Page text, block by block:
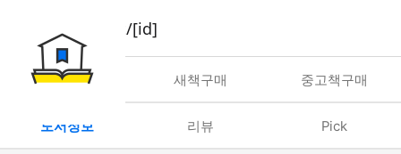
book/rent/[id]
대여 새책구매 중고책구매
도서정보 리뷰 Pick